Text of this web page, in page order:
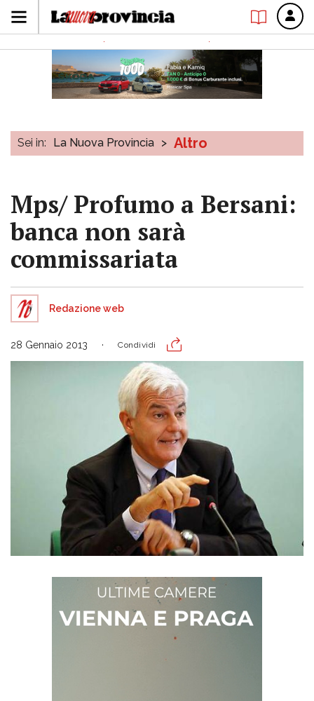
Sei in: La Nuova Provincia > Altro
Mps/ Profumo a Bersani:
banca non sarà
commissariata
Redazione web
28 Gennaio 2013 Condividi